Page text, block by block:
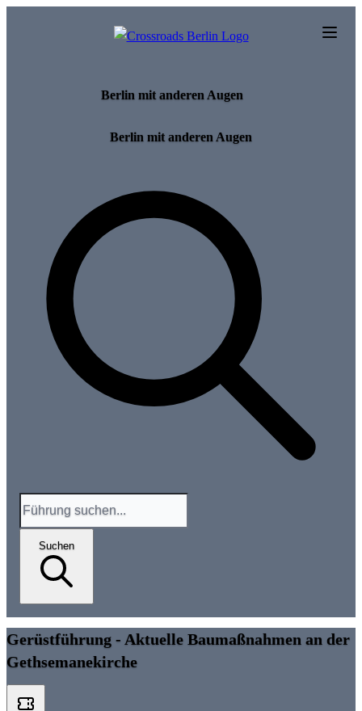
Berlin mit anderen Augen
Berlin mit anderen Augen
Suchen
Gerüstführung - Aktuelle Baumaßnahmen an der
Gethsemanekirche